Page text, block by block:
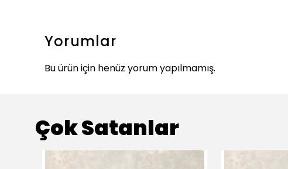
Yorumlar
Bu ürün için henüz yorum yapılmamış.
Çok Satanlar